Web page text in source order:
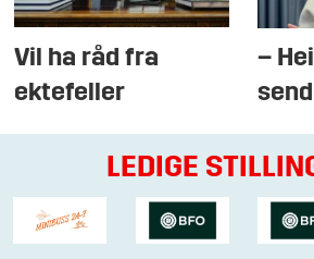
Vil ha råd fra
ektefeller
–
LEDIGE